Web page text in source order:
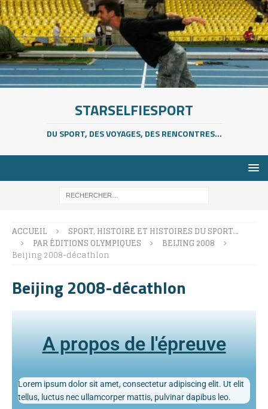
STARSELFIESPORT
DU SPORT, DES VOYAGES, DES RENCONTRES...
ACCUEIL
SPORT, HISTOIRE ET HISTOIRES DU SPORT…
PAR ÉDITIONS OLYMPIQUES
BEIJING 2008
Beijing 2008-décathlon
Beijing 2008-décathlon
A propos de l'épreuve
Lorem ipsum dolor sit amet, consectetur adipiscing elit. Ut elit
tellus, luctus nec ullamcorper mattis, pulvinar dapibus leo.